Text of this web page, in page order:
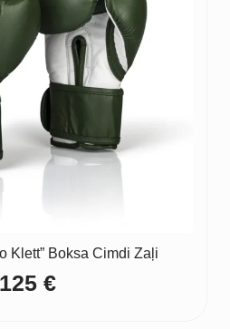
Klett” Boksa Cimdi Zaļi
125 €